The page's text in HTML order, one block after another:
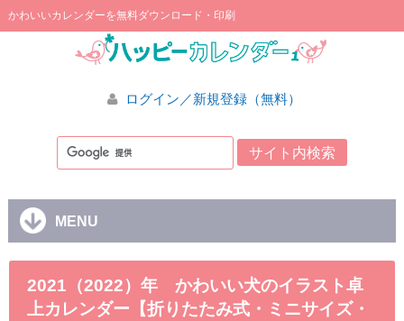
かわいいカレンダーを無料ダウンロード・印刷
ログイン／新規登録（無料）
MENU
2021（2022）年 かわいい犬のイラスト卓
上カレンダー【折りたたみ式・ミニサイズ・